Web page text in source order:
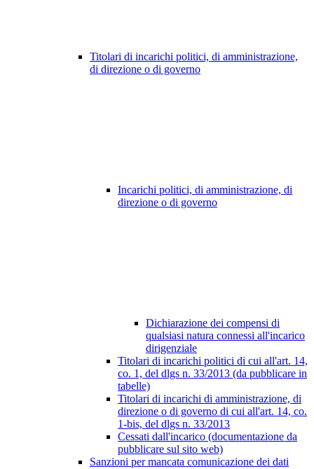
Titolari di incarichi politici, di amministrazione,
di direzione o di governo
Incarichi politici, di amministrazione, di
direzione o di governo
Dichiarazione dei compensi di
qualsiasi natura connessi all'incarico
dirigenziale
Titolari di incarichi politici di cui all'art. 14,
co. 1, del dlgs n. 33/2013 (da pubblicare in
tabelle)
Titolari di incarichi di amministrazione, di
direzione o di governo di cui all'art. 14, co.
1-bis, del dlgs n. 33/2013
Cessati dall'incarico (documentazione da
pubblicare sul sito web)
Sanzioni per mancata comunicazione dei dati